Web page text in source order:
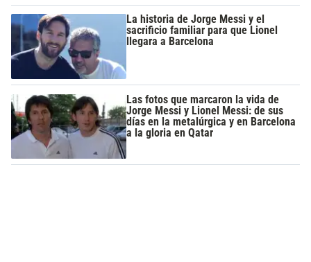
La historia de Jorge Messi y el
sacrificio familiar para que Lionel
llegara a Barcelona
Las fotos que marcaron la vida de
Jorge Messi y Lionel Messi: de sus
días en la metalúrgica y en Barcelona
a la gloria en Qatar